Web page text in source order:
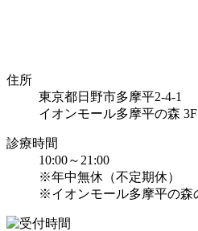
住所
東京都日野市多摩平2-4-1
イオンモール多摩平の森 3F
診療時間
10:00～21:00
※年中無休（不定期休）
※イオンモール多摩平の森